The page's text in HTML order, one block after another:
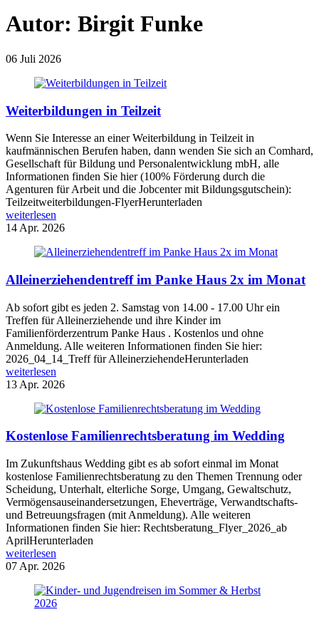
Autor: Birgit Funke
06 Juli 2026
Weiterbildungen in Teilzeit
Wenn Sie Interesse an einer Weiterbildung in Teilzeit in
kaufmännischen Berufen haben, dann wenden Sie sich an Comhard,
Gesellschaft für Bildung und Personalentwicklung mbH, alle
Informationen finden Sie hier (100% Förderung durch die
Agenturen für Arbeit und die Jobcenter mit Bildungsgutschein):
Teilzeitweiterbildungen-FlyerHerunterladen
weiterlesen
14 Apr. 2026
Alleinerziehendentreff im Panke Haus 2x im Monat
Ab sofort gibt es jeden 2. Samstag von 14.00 - 17.00 Uhr ein
Treffen für Alleinerziehende und ihre Kinder im
Familienförderzentrum Panke Haus . Kostenlos und ohne
Anmeldung. Alle weiteren Informationen finden Sie hier:
2026_04_14_Treff für AlleinerziehendeHerunterladen
weiterlesen
13 Apr. 2026
Kostenlose Familienrechtsberatung im Wedding
Im Zukunftshaus Wedding gibt es ab sofort einmal im Monat
kostenlose Familienrechtsberatung zu den Themen Trennung oder
Scheidung, Unterhalt, elterliche Sorge, Umgang, Gewaltschutz,
Vermögensauseinandersetzungen, Eheverträge, Verwandtschafts-
und Betreuungsfragen (mit Anmeldung). Alle weiteren
Informationen finden Sie hier: Rechtsberatung_Flyer_2026_ab
AprilHerunterladen
weiterlesen
07 Apr. 2026